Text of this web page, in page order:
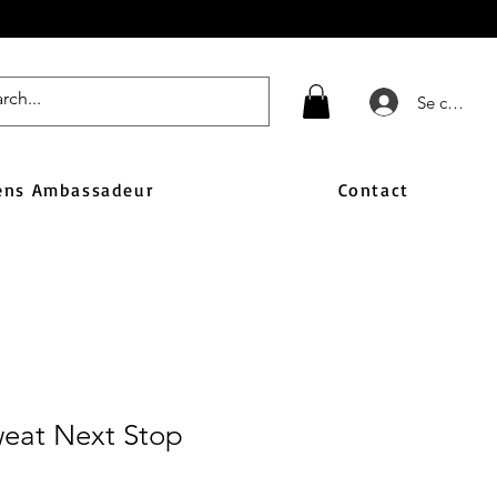
Se
Ambassadeur Contact
Next Stop